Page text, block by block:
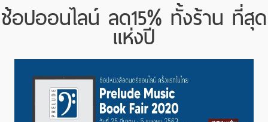
ช้อปออนไลน์ ลด15% ทั้งร้าน ที่สุด
แห่งปี